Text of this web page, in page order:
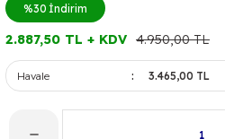
%30 İndirim
2.887,50 TL + KDV 4.950,00 TL
Havale 3.465,00 TL